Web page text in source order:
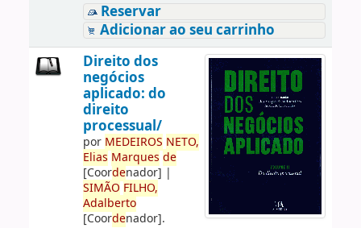
Reservar
Adicionar ao seu carrinho
Direito dos
negócios
aplicado: do
direito
processual/
por MEDEIROS NETO,
Elias Marques de
[Coordenador] |
SIMÃO FILHO,
Adalberto
[Coordenador].